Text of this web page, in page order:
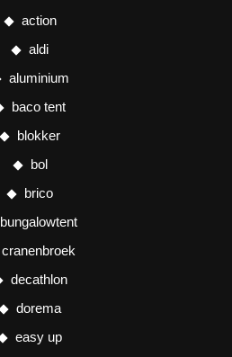
action
aldi
aluminium
baco tent
blokker
bol
brico
bungalowtent
cranenbroek
decathlon
dorema
easy up